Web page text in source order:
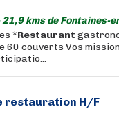
kms de Fontaines-
*Restaurant
couverts Vos
restauration H/F